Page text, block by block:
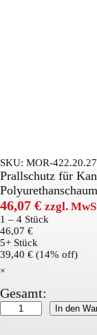
SKU: MOR-
Prallschutz für
Polyurethanschaum
46,07 € zzgl.
1 – 4 Stück
46,07 €
5+ Stück
39,40 € (14% off)
×
Gesamt:
MORION
Prallschutz
In den